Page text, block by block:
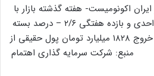
اکونومیست- هفته گذشته بازار با
ثبت شاخص کل ١,٢٠۵,٨٣٢ واحدی و بازده هفتگی ٢/۶ – درصد بسته
شد. ، برآیند هفتگی حاکی از خروج ١٨٢٨ میلیارد تومان پول حقیقی از
سرمایه گذاری اهتمام